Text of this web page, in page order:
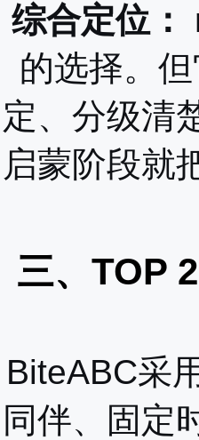
综合定位：
的选择。
定、分级清
启蒙阶段就
三、TOP
BiteABC采
同伴、固定